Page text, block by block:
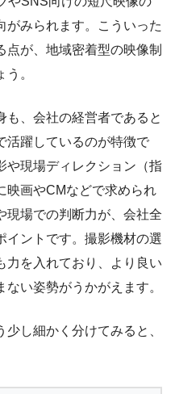
がみられます。こういった
点が、地域密着型の映像制
。
も、会社の経営者であると
活躍しているのが特徴で
や現場ディレクション（指
映画やCMなどで求められ
現場での判断力が、会社全
イントです。撮影機材の選
力を入れており、より良い
い姿勢がうかがえます。
し細かく分けてみると、